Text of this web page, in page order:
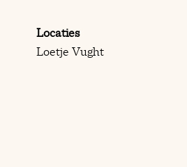
Locaties
Loetje Vught